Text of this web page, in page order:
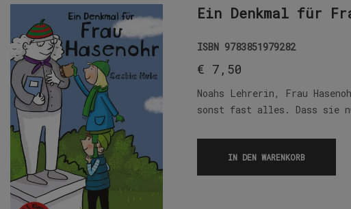
Ein Denkmal für
ISBN 9783851979282
€ 7,50
Noahs Lehrerin, Frau
sonst fast alles. Dass sie
IN DEN WARENKORB